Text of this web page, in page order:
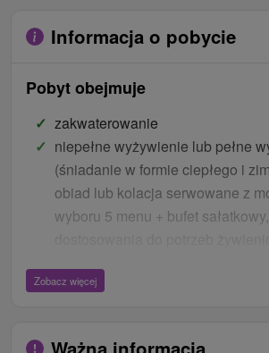
Informacja o pobycie
Pobyt obejmuje
zakwaterowanie
niepełne wyżywienie lub pełne
(śniadanie w formie ciepłego i
obiad lub kolacja serwowane z
wyboru 5 menu + bufet
dla pani: terapia Madero 50' i
Zobacz więcej